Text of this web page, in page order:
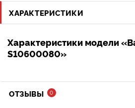
ХАРАКТЕРИСТИКИ
Характеристики модели
S10600080»
ОТЗЫВЫ 0